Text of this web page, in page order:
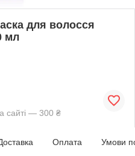
для волосся
мл
сайті — 300 ₴
Оплата Умови